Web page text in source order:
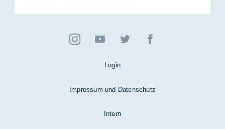
Login
Impressum und Datenschutz
Intern